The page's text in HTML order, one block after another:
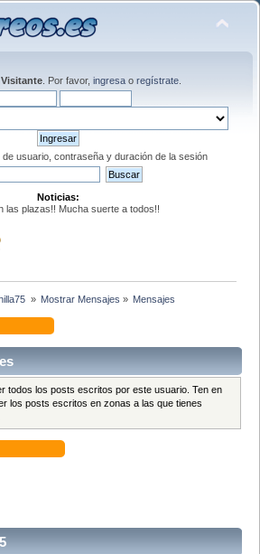
Visitante. Por favor, ingresao regístrate.
usuario, contraseña y duración de la sesión
Noticias:
las plazas!! Mucha suerte a todos!!
» Mostrar Mensajes » Mensajes
todos los posts escritos por este usuario. Ten en
los posts escritos en zonas a las que tienes